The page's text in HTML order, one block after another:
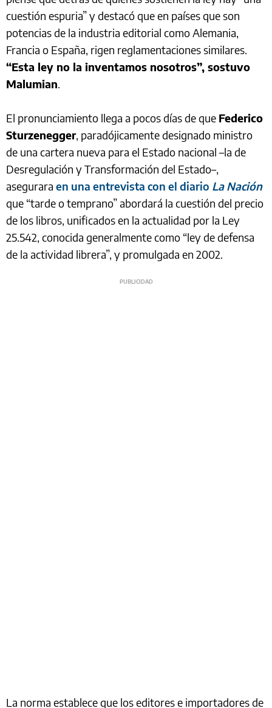
cuestión espuria” y destacó que en países que son
potencias de la industria editorial como Alemania,
Francia o España, rigen reglamentaciones similares.
“Esta ley no la inventamos nosotros”, sostuvo
Malumian.
El pronunciamiento llega a pocos días de que Federico
Sturzenegger, paradójicamente designado ministro
de una cartera nueva para el Estado nacional –la de
Desregulación y Transformación del Estado–,
asegurara en una entrevista con el diario La Nación
que “tarde o temprano” abordará la cuestión del precio
de los libros, unificados en la actualidad por la Ley
25.542, conocida generalmente como “ley de defensa
de la actividad librera”, y promulgada en 2002.
La norma establece que los editores e importadores de